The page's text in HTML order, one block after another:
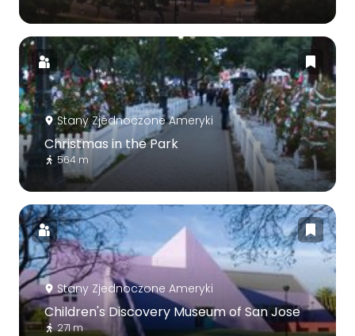
Stany Zjednoczone Ameryki
Christmas in the Park
564 m
Stany Zjednoczone Ameryki
Children's Discovery Museum of San Jose
271 m